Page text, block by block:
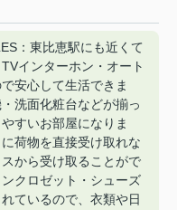
：東比恵駅にも近くて
インターホン・オート
安心して生活できま
洗面化粧台などが揃っ
すいお部屋になりま
荷物を直接受け取れな
から受け取ることがで
クロゼット・シューズ
ているので、衣類や日